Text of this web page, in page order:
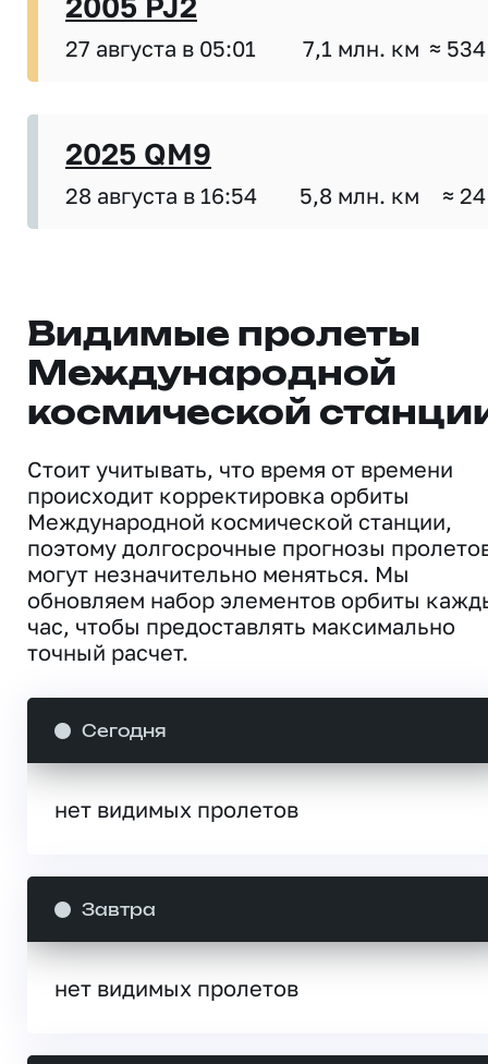
27 августа в 05:01 7,1 млн. км ≈
2025 QM9
28 августа в 16:54 5,8 млн. км ≈
Видимые пролеты
Международной
космической
Стоит учитывать, что время от времени
происходит корректировка орбиты
Международной космической станции,
поэтому долгосрочные прогнозы
могут незначительно меняться. Мы
обновляем набор элементов орбиты
час, чтобы предоставлять максимально
точный расчет.
Сегодня
нет видимых пролетов
Завтра
нет видимых пролетов